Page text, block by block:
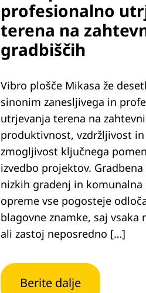
profesionalno
terena na
gradbiščih
Vibro plošče Mikasa že
sinonim zanesljivega in
utrjevanja terena na
produktivnost, vzdržljivost
zmogljivost ključnega
izvedbo projektov.
nizkih gradenj in
opreme vse pogosteje
blagovne znamke, saj vsaka
ali zastoj neposredno […]
Berite dalje